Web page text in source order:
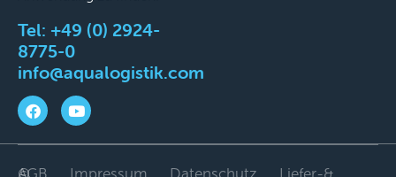
Tel: +49 (0) 2924-
8775-0
info@aqualogistik.com